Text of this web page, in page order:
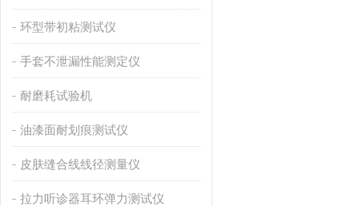
环型带初粘测试仪
手套不泄漏性能测定仪
耐磨耗试验机
油漆面耐划痕测试仪
皮肤缝合线线径测量仪
拉力听诊器耳环弹力测试仪